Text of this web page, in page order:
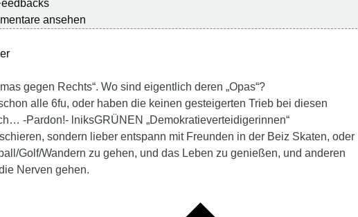
ansehen
gegen Rechts“. Wo sind eigentlich deren „Opas“?
alle 6fu, oder haben die keinen gesteigerten Trieb bei diesen
-Pardon!- lniksGRÜNEN „Demokratieverteidigerinnen“
sondern lieber entspann mit Freunden in der Beiz Skaten, oder
Golf/Wandern zu gehen, und das Leben zu genießen, und anderen
Nerven gehen.